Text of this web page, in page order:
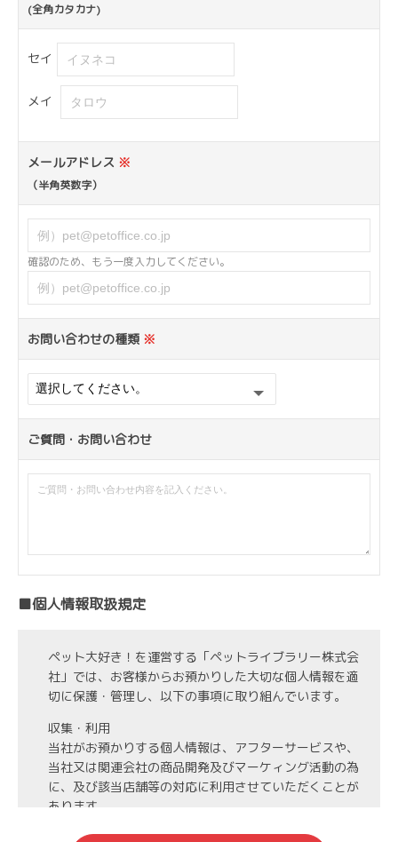
(全角カタカナ)
セイ
メイ
メールアドレス ※
（半角英数字）
確認のため、もう一度入力してください。
お問い合わせの種類 ※
ご質問・お問い合わせ
■個人情報取扱規定
ペット大好き！を運営する「ペットライブラリー株式会
社」では、お客様からお預かりした大切な個人情報を適
切に保護・管理し、以下の事項に取り組んでいます。
収集・利用
当社がお預かりする個人情報は、アフターサービスや、
当社又は関連会社の商品開発及びマーケィング活動の為
に、及び該当店舗等の対応に利用させていただくことが
あります。
第3者への開示・委託先の管理